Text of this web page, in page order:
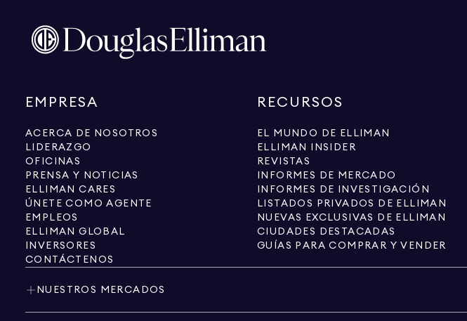
EMPRESA
ACERCA DE NOSOTROS
LIDERAZGO
OFICINAS
PRENSA Y NOTICIAS
ELLIMAN CARES
ÚNETE COMO AGENTE
EMPLEOS
ELLIMAN GLOBAL
INVERSORES
CONTÁCTENOS
RECURSOS
EL MUNDO DE ELLIMAN
ELLIMAN INSIDER
REVISTAS
INFORMES DE MERCADO
INFORMES DE INVESTIGACIÓN
LISTADOS PRIVADOS DE ELLIMAN
NUEVAS EXCLUSIVAS DE ELLIMAN
CIUDADES DESTACADAS
GUÍAS PARA COMPRAR Y VENDER
NUESTROS MERCADOS